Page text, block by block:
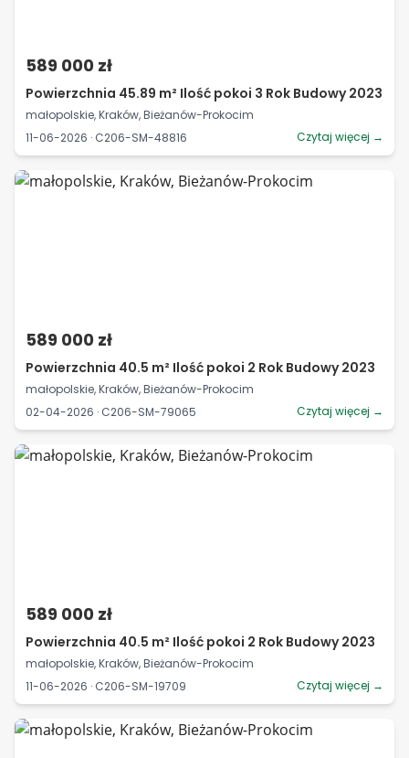
589 000 zł
Powierzchnia 45.89 m² Ilość pokoi 3 Rok Budowy 2023
małopolskie, Kraków, Bieżanów-Prokocim
11-06-2026 · C206-SM-48816
Czytaj więcej →
589 000 zł
Powierzchnia 40.5 m² Ilość pokoi 2 Rok Budowy 2023
małopolskie, Kraków, Bieżanów-Prokocim
02-04-2026 · C206-SM-79065
Czytaj więcej →
589 000 zł
Powierzchnia 40.5 m² Ilość pokoi 2 Rok Budowy 2023
małopolskie, Kraków, Bieżanów-Prokocim
11-06-2026 · C206-SM-19709
Czytaj więcej →